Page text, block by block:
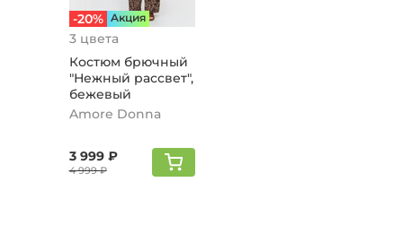
-20% Aкция
3 цвета
Костюм брючный
"Нежный рассвет",
бежевый
Amore Donna
3 999 ₽
4 999 ₽